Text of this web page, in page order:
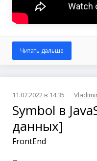
Читать дальше
11.07.2022 в 14:35
Symbol в
данных]
FrontEnd